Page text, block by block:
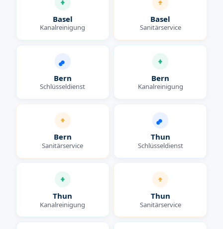
Basel
Kanalreinigung
Basel
Sanitärservice
Bern
Schlüsseldienst
Bern
Kanalreinigung
Bern
Sanitärservice
Thun
Schlüsseldienst
Thun
Kanalreinigung
Thun
Sanitärservice